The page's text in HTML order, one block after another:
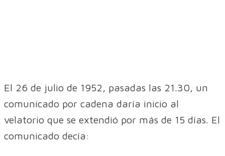
El 26 de julio de 1952, pasadas las 21.30, un
comunicado por cadena daría inicio al
velatorio que se extendió por más de 15 días. El
comunicado decía: